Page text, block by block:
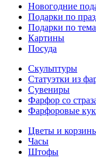
Новогодние
Подарки по
Подарки по
Картины
Посуда
Скульптуры
Статуэтки из
Сувениры
Фарфор со
Фарфоровые
Цветы и
Часы
Штофы